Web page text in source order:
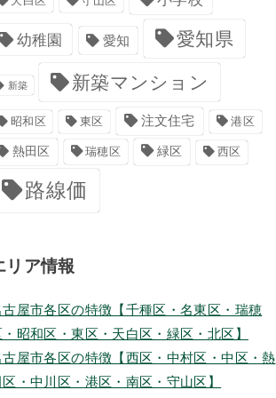
幼稚園 愛知 愛知県
新築 新築マンション
昭和区 東区 注文住宅 港区
熱田区 瑞穂区 緑区 西区
路線価
リア情報
古屋市各区の特徴【千種区・名東区・瑞穂
・昭和区・東区・天白区・緑区・北区】
古屋市各区の特徴【西区・中村区・中区・熱
区・中川区・港区・南区・守山区】